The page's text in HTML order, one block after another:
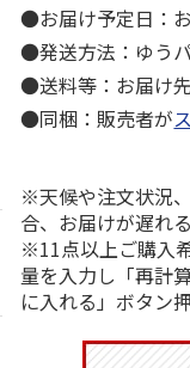
●お届け予定日：
●発送方法：ゆう
●送料等：お届け
●同梱：販売者が
※天候や注文状況
合、お届けが遅れ
※11点以上ご購入
量を入力し「再計
に入れる」ボタン